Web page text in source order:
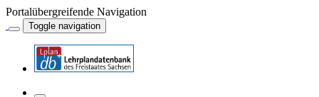
Portalübergreifende Navigation
Toggle navigation